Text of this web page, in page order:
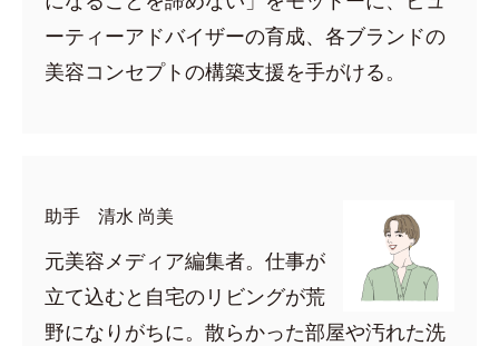
ーティーアドバイザーの育成、各ブランドの
美容コンセプトの構築支援を手がける。
助手 清水 尚美
元美容メディア編集者。仕事が
立て込むと自宅のリビングが荒
野になりがちに。散らかった部屋や汚れた洗